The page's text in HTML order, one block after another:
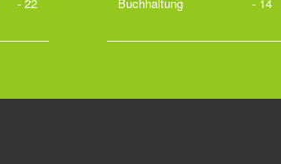
- 22 Buchhaltung - 14